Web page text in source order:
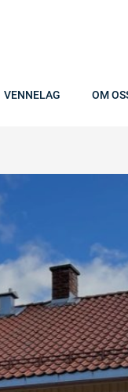
VENNELAG OM